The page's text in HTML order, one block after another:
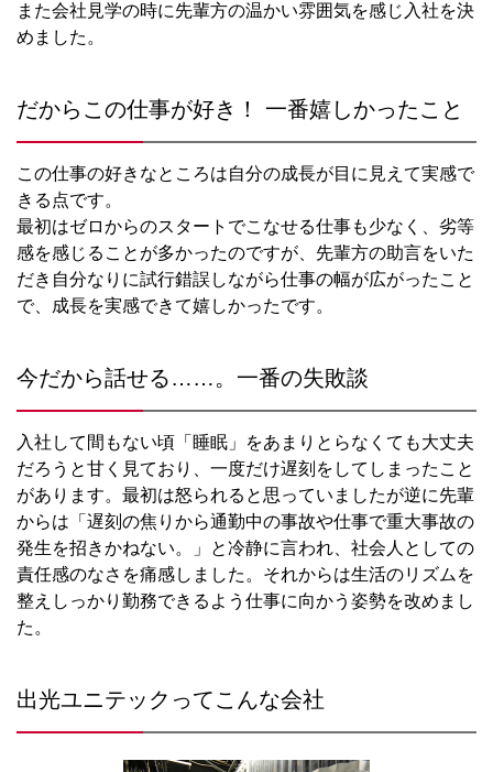
また会社見学の時に先輩方の温かい雰囲気を感じ入社を決
めました。
だからこの仕事が好き！ 一番嬉しかったこと
この仕事の好きなところは自分の成長が目に見えて実感で
きる点です。
最初はゼロからのスタートでこなせる仕事も少なく、劣等
感を感じることが多かったのですが、先輩方の助言をいた
だき自分なりに試行錯誤しながら仕事の幅が広がったこと
で、成長を実感できて嬉しかったです。
今だから話せる……。一番の失敗談
入社して間もない頃「睡眠」をあまりとらなくても大丈夫
だろうと甘く見ており、一度だけ遅刻をしてしまったこと
があります。最初は怒られると思っていましたが逆に先輩
からは「遅刻の焦りから通勤中の事故や仕事で重大事故の
発生を招きかねない。」と冷静に言われ、社会人としての
責任感のなさを痛感しました。それからは生活のリズムを
整えしっかり勤務できるよう仕事に向かう姿勢を改めまし
た。
出光ユニテックってこんな会社